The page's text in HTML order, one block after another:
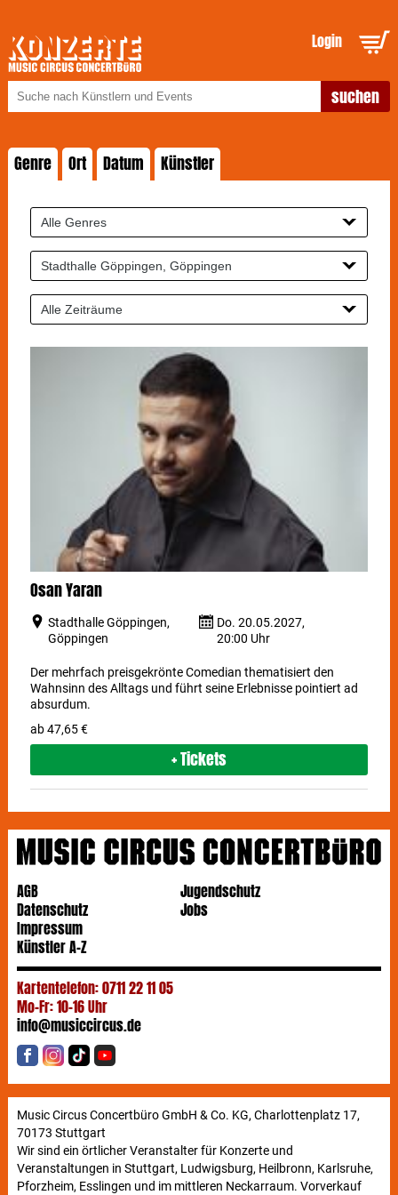
Login
Genre Ort Datum Künstler
Osan Yaran
Stadthalle Göppingen,
Göppingen
Do. 20.05.2027,
20:00 Uhr
Der mehrfach preisgekrönte Comedian thematisiert den
Wahnsinn des Alltags und führt seine Erlebnisse pointiert ad
absurdum.
ab 47,65 €
+ Tickets
AGB
Datenschutz
Impressum
Jugendschutz
Jobs
Künstler A-Z
Kartentelefon: 0711 22 11 05
Mo-Fr: 10-16 Uhr
info@musiccircus.de
Music Circus Concertbüro GmbH & Co. KG, Charlottenplatz 17,
70173 Stuttgart
Wir sind ein örtlicher Veranstalter für Konzerte und
Veranstaltungen in Stuttgart, Ludwigsburg, Heilbronn, Karlsruhe,
Pforzheim, Esslingen und im mittleren Neckarraum. Vorverkauf